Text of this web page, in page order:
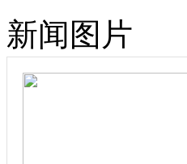
新闻图片